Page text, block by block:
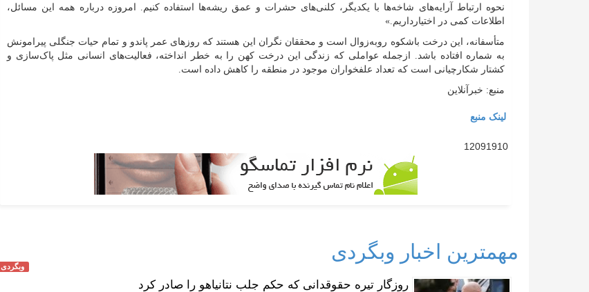
نحوه ارتباط آرایه‌های شاخه‌ها با یکدیگر، کلنی‌های حشرات و عمق ریشه‌ها استفاده کنیم. امروزه درباره همه این مسائل،
اطلاعات کمی در اختیارداریم.»
متأسفانه، این درخت باشکوه روبه‌زوال است و محققان نگران این هستند که روزهای عمر پاندو و تمام حیات جنگلی پیرامونش
به شماره افتاده باشد. ازجمله عواملی که زندگی این درخت کهن را به خطر انداخته، فعالیت‌های انسانی مثل پاک‌سازی و
کشتار شکارچیانی است که تعداد علفخواران موجود در منطقه را کاهش داده است.
منبع: خبرآنلاین
لینک منبع
12091910
مهمترین اخبار وبگردی
وبگردی
روزگار تیره حقوقدانی که حکم جلب نتانیاهو را صادر کرد